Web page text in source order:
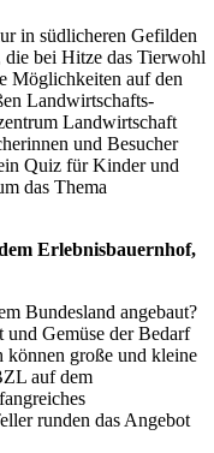
in südlicheren Gefilden
die bei Hitze das Tierwohl
Möglichkeiten auf den
Landwirtschafts-
Landwirtschaft
und Besucher
Quiz für Kinder und
das Thema
Erlebnisbauernhof,
Bundesland angebaut?
Gemüse der Bedarf
können große und kleine
auf dem
runden das Angebot